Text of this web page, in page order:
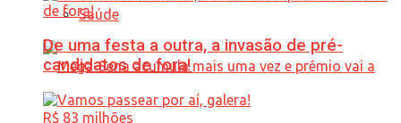
Saúde
De uma festa a outra, a invasão de pré-
candidatos de fora!